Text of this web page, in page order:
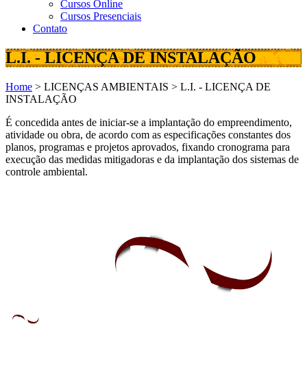
Cursos Online
Cursos Presenciais
Contato
L.I. - LICENÇA DE INSTALAÇÃO
Home > LICENÇAS AMBIENTAIS > L.I. - LICENÇA DE
INSTALAÇÃO
É concedida antes de iniciar-se a implantação do empreendimento,
atividade ou obra, de acordo com as especificações constantes dos
planos, programas e projetos aprovados, fixando cronograma para
execução das medidas mitigadoras e da implantação dos sistemas de
controle ambiental.